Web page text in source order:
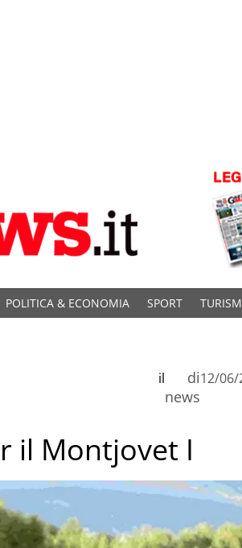
POLITICA & ECONOMIA SPORT
di
news
il 12/06/
il Montjovet I